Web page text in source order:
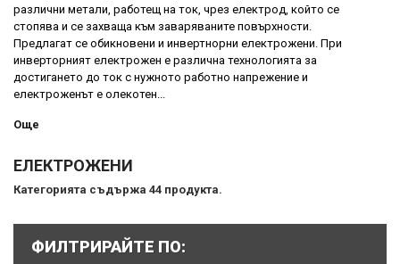
различни метали, работещ на ток, чрез електрод, който се
стопява и се захваща към заваряваните повърхности.
Предлагат се обикновени и инвертнорни електрожени. При
инверторният електрожен е различна технологията за
достигането до ток с нужното работно напрежение и
електроженът е олекотен...
Още
ЕЛЕКТРОЖЕНИ
Категорията съдържа 44 продукта.
ФИЛТРИРАЙТЕ ПО: